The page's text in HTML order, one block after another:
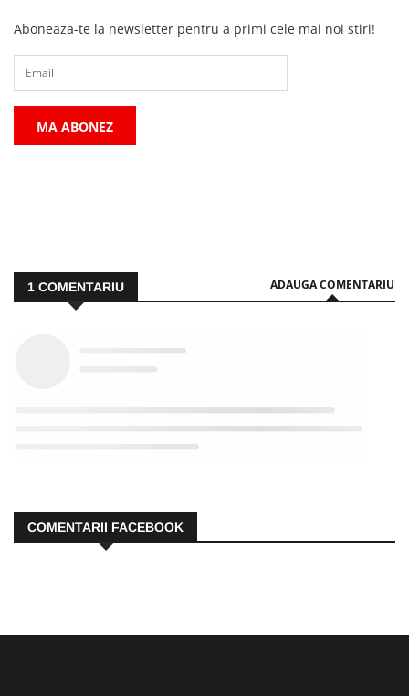
Aboneaza-te la newsletter pentru a primi cele mai noi stiri!
MA ABONEZ
1 COMENTARIU ADAUGA COMENTARIU
COMENTARII FACEBOOK